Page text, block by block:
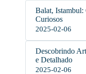
Balat, Istambul:
Curiosos
2025-02-06
Descobrindo
e Detalhado
2025-02-06